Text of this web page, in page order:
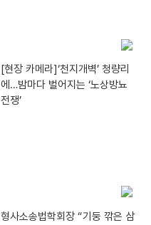
[현장 카메라]‘천지개벽’ 청량리
에…밤마다 벌어지는 ‘노상방뇨
전쟁’
형사소송법학회장 “기둥 깎은 삼